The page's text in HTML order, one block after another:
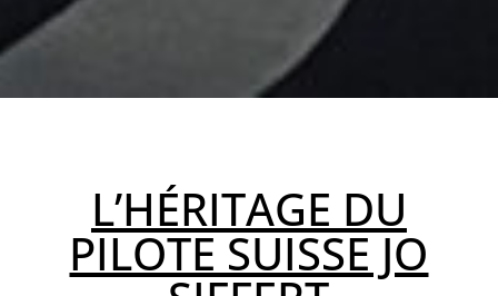
L’HÉRITAGE DU
PILOTE SUISSE JO